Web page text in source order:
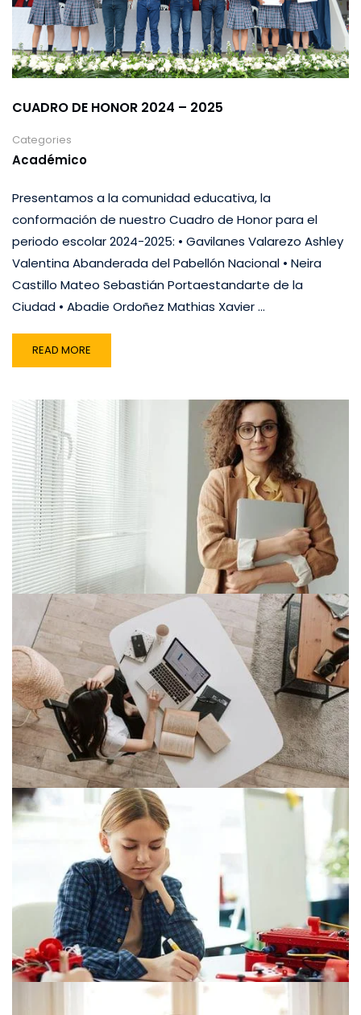
CUADRO DE HONOR 2024 – 2025
Categories
Académico
Presentamos a la comunidad educativa, la
conformación de nuestro Cuadro de Honor para el
periodo escolar 2024-2025: • Gavilanes Valarezo Ashley
Valentina Abanderada del Pabellón Nacional • Neira
Castillo Mateo Sebastián Portaestandarte de la
Ciudad • Abadie Ordoñez Mathias Xavier …
READ MORE